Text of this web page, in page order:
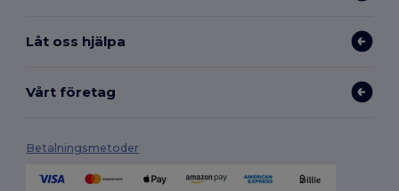
Låt oss hjälpa
Vårt företag
Betalningsmetoder